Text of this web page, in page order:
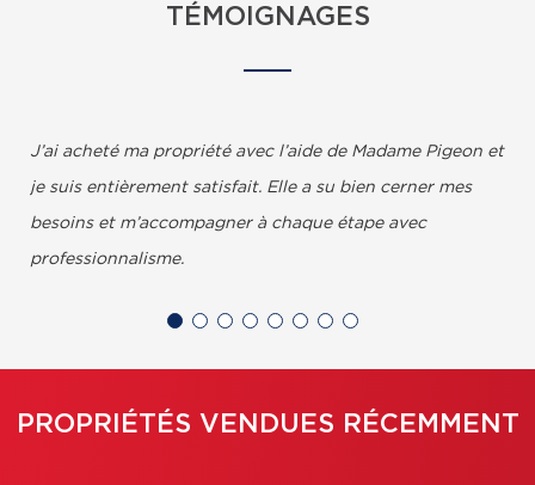
TÉMOIGNAGES
J’ai acheté ma propriété avec l’aide de Madame Pigeon et
je suis entièrement satisfait. Elle a su bien cerner mes
besoins et m’accompagner à chaque étape avec
professionnalisme.
PROPRIÉTÉS VENDUES RÉCEMMENT